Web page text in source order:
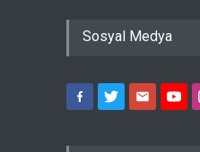
Sosyal Medya